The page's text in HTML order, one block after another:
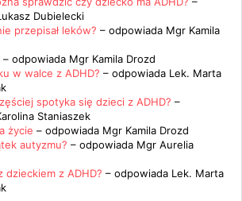
Dubielecki
przepisał leków? – odpowiada Mgr Kamila
– odpowiada Mgr Kamila Drozd
w walce z ADHD? – odpowiada Lek. Marta
spotyka się dzieci z ADHD? –
Staniaszek
życie – odpowiada Mgr Kamila Drozd
autyzmu? – odpowiada Mgr Aurelia
dzieckiem z ADHD? – odpowiada Lek. Marta